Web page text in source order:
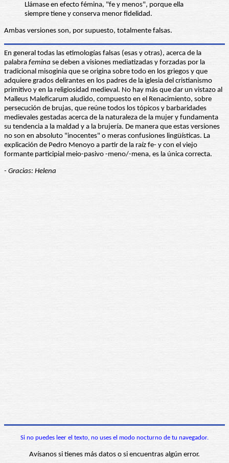
Llámase en efecto fémina, "fe y menos", porque ella
siempre tiene y conserva menor fidelidad.
Ambas versiones son, por supuesto, totalmente falsas.
En general todas las etimologías falsas (esas y otras), acerca de la
palabra femina se deben a visiones mediatizadas y forzadas por la
tradicional misoginia que se origina sobre todo en los griegos y que
adquiere grados delirantes en los padres de la iglesia del cristianismo
primitivo y en la religiosidad medieval. No hay más que dar un vistazo al
Malleus Maleficarum aludido, compuesto en el Renacimiento, sobre
persecución de brujas, que reúne todos los tópicos y barbaridades
medievales gestadas acerca de la naturaleza de la mujer y fundamenta
su tendencia a la maldad y a la brujería. De manera que estas versiones
no son en absoluto "inocentes" o meras confusiones lingüísticas. La
explicación de Pedro Menoyo a partir de la raíz fe- y con el viejo
formante participial meio-pasivo -meno/-mena, es la única correcta.
- Gracias: Helena
Si no puedes leer el texto, no uses el modo nocturno de tu navegador.
Avísanos si tienes más datos o si encuentras algún error.